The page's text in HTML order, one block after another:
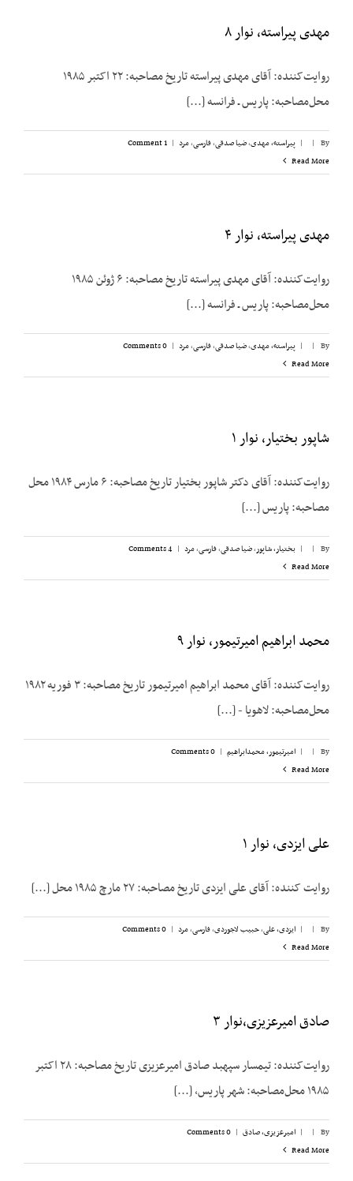
مهدی پیراسته، نوار ۸
روایت‌کننده: آقای مهدی پیراسته تاریخ مصاحبه: ۲۲ اکتبر ۱۹۸۵
محل‌مصاحبه: پاریس ـ فرانسه [...]
By
|
| پیراسته، مهدی,ضیا صدقی,فارسی,مرد |
1 Comment
Read More
مهدی پیراسته، نوار ۴
روایت‌کننده: آقای مهدی پیراسته تاریخ مصاحبه: ۶ ژوئن ۱۹۸۵
محل‌مصاحبه: پاریس ـ فرانسه [...]
By
|
| پیراسته، مهدی,ضیا صدقی,فارسی,مرد |
0 Comments
Read More
شاپور بختیار، نوار ۱
روایت‌کننده: آقای دکتر شاپور بختیار تاریخ مصاحبه: ۶ مارس ۱۹۸۴ محل
مصاحبه: پاریس [...]
By
|
| بختیار، شاپور,ضیا صدقی,فارسی,مرد |
4 Comments
Read More
محمد ابراهیم امیرتیمور، نوار ۹
روایت‌کننده: آقای محمد ابراهیم امیرتیمور تاریخ مصاحبه: ۳ فوریه ۱۹۸۲
محل‌مصاحبه: لاهویا - [...]
By
|
| امیرتیمور، محمدابراهیم |
0 Comments
Read More
علی ایزدی، نوار ۱
روایت کننده: آقای علی ایزدی تاریخ مصاحبه: ۲۷ مارچ ۱۹۸۵ محل [...]
By
|
| ایزدی، علی,حبیب لاجوردی,فارسی,مرد |
0 Comments
Read More
صادق امیرعزیزی،نوار ۳
روایت‌کننده: تیمسار سپهبد صادق امیرعزیزی تاریخ مصاحبه: ۲۸ اکتبر
۱۹۸۵ محل‌مصاحبه: شهر پاریس، [...]
By
|
| امیرعزیزی، صادق |
0 Comments
Read More